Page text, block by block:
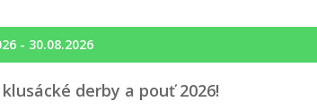
- 30.08.2026
klusácké derby a pouť 2026!